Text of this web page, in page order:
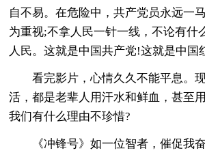
自不易。在危险中，共产党员永远一
为重视;不拿人民一针一线，不论有什
人民。这就是中国共产党!这就是中国
看完影片，心情久久不能平息。
活，都是老辈人用汗水和鲜血，甚至
我们有什么理由不珍惜?
《冲锋号》如一位智者，催促我